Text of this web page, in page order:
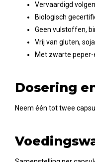
Vervaardigd
Biologisch
Geen vulstoffen,
Vrij van gluten,
Met zwarte
Dosering
Neem één tot twee